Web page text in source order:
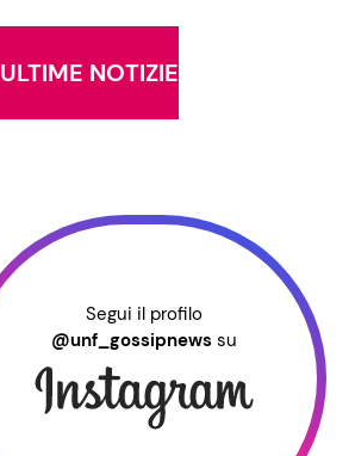
ULTIME NOTIZIE
Segui il profilo
@unf_gossipnews su